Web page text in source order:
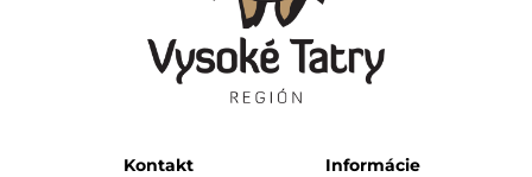
Kontakt Informácie